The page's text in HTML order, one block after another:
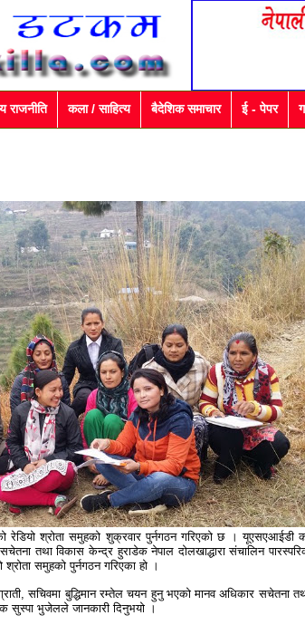
राजनीति कला / साहित्य बैदेशिक समाचार ई - पेपर
रेडियो श्रोता समुहको शुक्रवार पुर्नगठन गरिएको छ । यूएसएआईडी
तथा विकास केन्द्र हुराडेक नेपाल दोलखाद्धारा संचालिन
श्रोता समुहको पुर्नगठन गरिएका हो ।
सचिवमा बुद्धिमान रम्तेल चयन हुनु भएको मानव अधिकार सचेतना
सुस्पा भुजेलले जानकारी दिनुभयो ।